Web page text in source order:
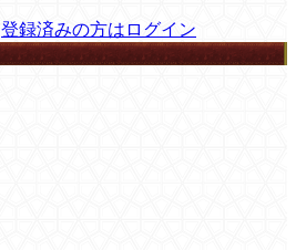
登録済みの方はログイン